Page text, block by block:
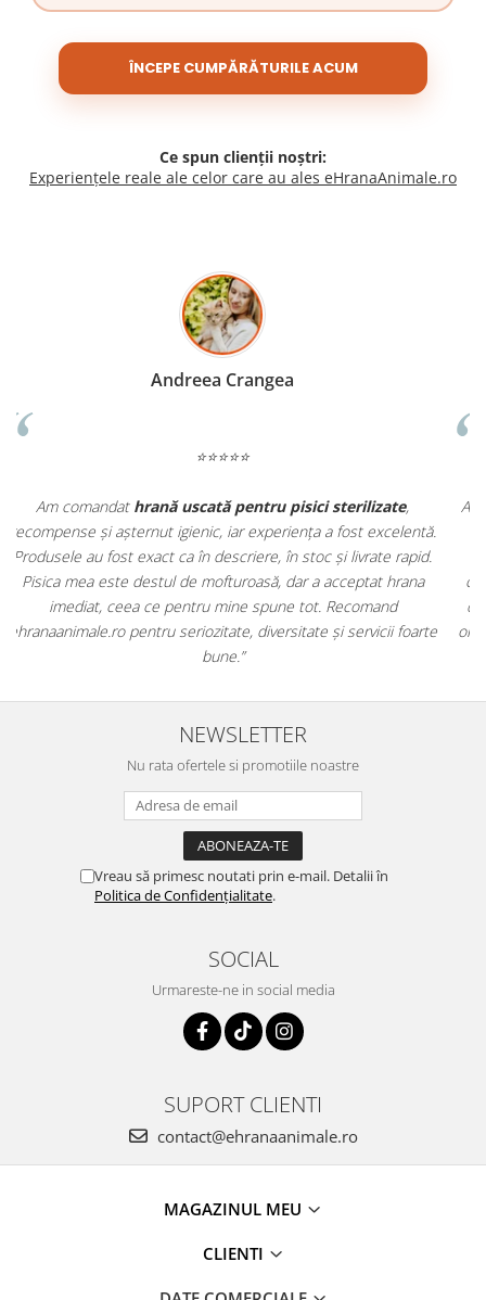
ÎNCEPE CUMPĂRĂTURILE ACUM
Ce spun clienții noștri:
Experiențele reale ale celor care au ales eHranaAnimale.ro
Madalina Stancea
⭐⭐⭐⭐⭐
Apreciez foarte mult faptul că peehranaanimale.rogăsesc nu
doar hrană, ci și produse dinfarmacia veterinară:
antiparazitare, suplimente și soluții de îngrijire. Este foarte
comod să pot comanda tot ce am nevoie pentru animalul meu
dintr-un singur loc. Livrarea a fost rapidă, iar produsele au fost
originale și în termen. Magazin serios, bine organizat și foarte util
pentru orice stăpân de animale.
NEWSLETTER
Nu rata ofertele si promotiile noastre
Vreau să primesc noutati prin e-mail. Detalii în
Politica de Confidențialitate.
SOCIAL
Urmareste-ne in social media
SUPORT CLIENTI
contact@ehranaanimale.ro
MAGAZINUL MEU
CLIENTI